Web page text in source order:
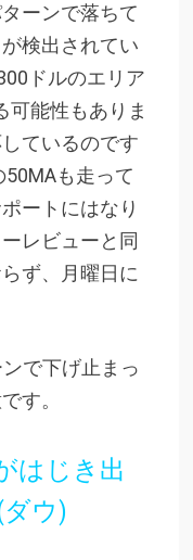
ーンで落ちて
検出されてい
ドルのエリア
可能性もありま
ているのです
も走って
ートにはなり
レビューと同
ず、月曜日に
で下げ止まっ
す。
はじき出
ウ)